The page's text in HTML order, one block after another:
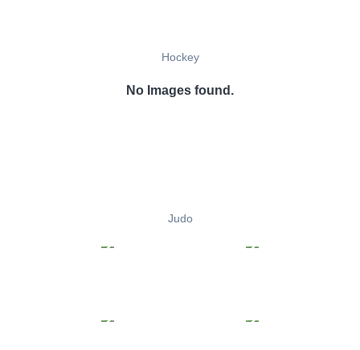
Hockey
No Images found.
Judo